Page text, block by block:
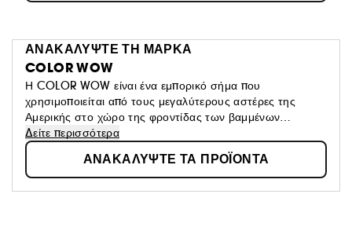
ΑΝΑΚΑΛΥΨΤΕ ΤΗ ΜΑΡΚΑ
COLOR WOW
Η COLOR WOW είναι ένα εμπορικό σήμα που
χρησιμοποιείται από τους μεγαλύτερους αστέρες της
Αμερικής στο χώρο της φροντίδας των βαμμένων
μαλλιών.Η εταιρεία έχει αφαιρέσει από τα προϊόντα της 60
συστατικά που βλάπτουν και αλλάζουν το χρώμα και την
ποιότητα των μαλλιών. Ο Chris Appleton, πρέσβης και
κομμωτής πολλών διασημοτήτων, μεταξύ των οποιών και
η J.LO είναι γνωστός για το στυλ του "Glass Hair" που
Δείτε περισσότερα
ΑΝΑΚΑΛΥΨΤΕ ΤΑ ΠΡΟΪΟΝΤΑ